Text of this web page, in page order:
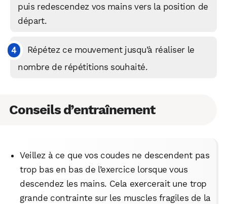
puis redescendez vos mains vers la position de
départ.
Répétez ce mouvement jusqu’à réaliser le
nombre de répétitions souhaité.
Conseils d’entraînement
Veillez à ce que vos coudes ne descendent pas
trop bas en bas de l’exercice lorsque vous
descendez les mains. Cela exercerait une trop
grande contrainte sur les muscles fragiles de la
WhatsApp Telegram Email